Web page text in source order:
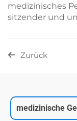
medizinisches
sitzender und
Zurück
medizinische